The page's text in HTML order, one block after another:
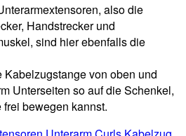
also die
Handstrecker und
sind hier ebenfalls die
Kabelzugstange von oben und
Unterseiten so auf die Schenkel,
bewegen kannst.